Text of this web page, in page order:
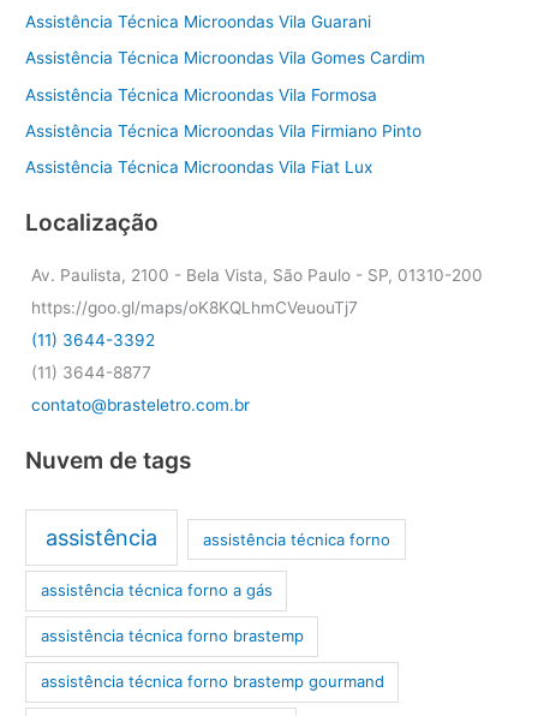
Assistência Técnica Microondas Vila Guarani
Assistência Técnica Microondas Vila Gomes Cardim
Assistência Técnica Microondas Vila Formosa
Assistência Técnica Microondas Vila Firmiano Pinto
Assistência Técnica Microondas Vila Fiat Lux
Localização
Av. Paulista, 2100 - Bela Vista, São Paulo - SP, 01310-200
https://goo.gl/maps/oK8KQLhmCVeuouTj7
(11) 3644-3392
(11) 3644-8877
contato@brasteletro.com.br
Nuvem de tags
assistência assistência técnica forno
assistência técnica forno a gás
assistência técnica forno brastemp
assistência técnica forno brastemp gourmand